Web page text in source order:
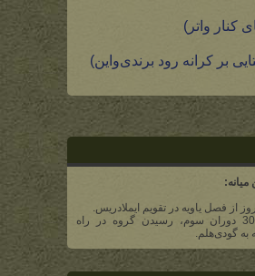
کنار واتر)
بر کرانه رود برندی‌واین)
روز از فصل یاویه در تقویم ایملادریس.
- در سال 3019 دوران سوم، رسیدن گروه در راه
به گودی‌هلم.